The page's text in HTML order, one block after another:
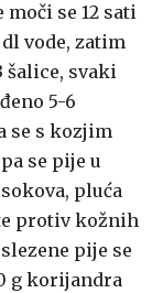
se 12 sati
vode, zatim
šalice, svaki
5-6
se s kozjim
se pije u
pluća
protiv kožnih
pije se
g korijandra